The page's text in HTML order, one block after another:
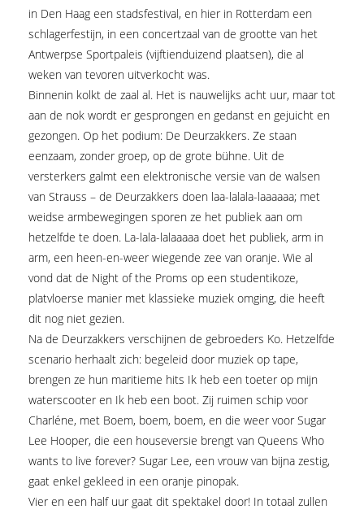
in Den Haag een stadsfestival, en hier in Rotterdam een
schlagerfestijn, in een concertzaal van de grootte van het
Antwerpse Sportpaleis (vijftienduizend plaatsen), die al
weken van tevoren uitverkocht was.
Binnenin kolkt de zaal al. Het is nauwelijks acht uur, maar tot
aan de nok wordt er gesprongen en gedanst en gejuicht en
gezongen. Op het podium: De Deurzakkers. Ze staan
eenzaam, zonder groep, op de grote bühne. Uit de
versterkers galmt een elektronische versie van de walsen
van Strauss – de Deurzakkers doen laa-lalala-laaaaaa; met
weidse armbewegingen sporen ze het publiek aan om
hetzelfde te doen. La-lala-lalaaaaa doet het publiek, arm in
arm, een heen-en-weer wiegende zee van oranje. Wie al
vond dat de Night of the Proms op een studentikoze,
platvloerse manier met klassieke muziek omging, die heeft
dit nog niet gezien.
Na de Deurzakkers verschijnen de gebroeders Ko. Hetzelfde
scenario herhaalt zich: begeleid door muziek op tape,
brengen ze hun maritieme hits Ik heb een toeter op mijn
waterscooter en Ik heb een boot. Zij ruimen schip voor
Charléne, met Boem, boem, boem, en die weer voor Sugar
Lee Hooper, die een houseversie brengt van Queens Who
wants to live forever? Sugar Lee, een vrouw van bijna zestig,
gaat enkel gekleed in een oranje pinopak.
Vier en een half uur gaat dit spektakel door! In totaal zullen